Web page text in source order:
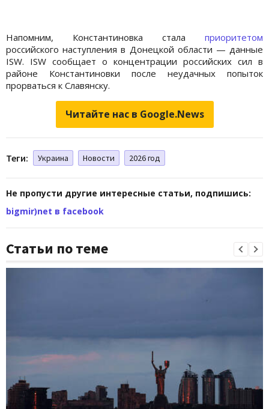
Напомним, Константиновка стала приоритетом
российского наступления в Донецкой области — данные
ISW. ISW сообщает о концентрации российских сил в
районе Константиновки после неудачных попыток
прорваться к Славянску.
Читайте нас в Google.News
Теги: Украина Новости 2026 год
Не пропусти другие интересные статьи, подпишись:
bigmir)net в facebook
Статьи по теме